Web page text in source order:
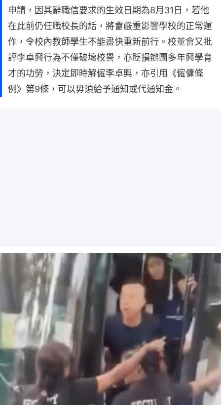
申請，因其辭職信要求的生效日期為8月31日，若他
在此前仍任職校長的話，將會嚴重影響學校的正常運
作，令校內教師學生不能盡快重新前行。校董會又批
評李卓興行為不僅破壞校譽，亦貶損辦團多年興學育
才的功勞，決定即時解僱李卓興，亦引用《僱傭條
例》第9條，可以毋須給予通知或代通知金。